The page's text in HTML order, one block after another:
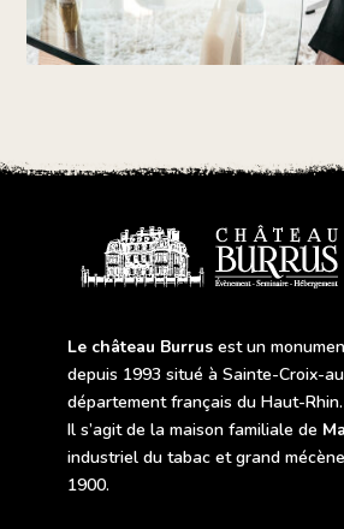
Le château Burrus est un
depuis 1993 situé à Sainte-Croix-
département français du Haut-Rhin.
Il s’agit de la maison familiale de
industriel du tabac et grand
1900.